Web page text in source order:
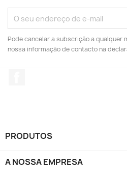
Pode cancelar a subscrição a qualquer
nossa informação de contacto na
PRODUTOS
A NOSSA EMPRESA